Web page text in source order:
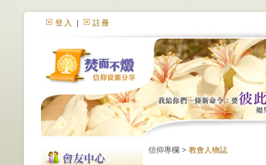
登入 註冊
信仰專欄 > 教會人物誌